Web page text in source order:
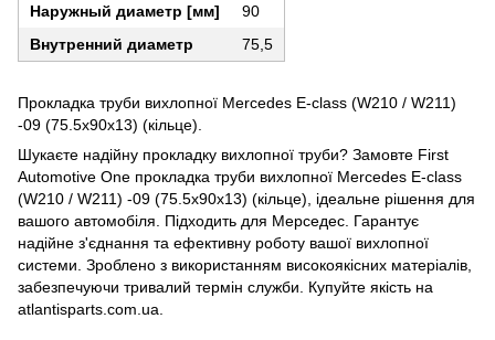
Наружный диаметр [мм]
90
Внутренний диаметр
75,5
Прокладка труби вихлопної Mercedes E-class (W210 / W211)
-09 (75.5x90x13) (кільце).
Шукаєте надійну прокладку вихлопної труби? Замовте First
Automotive One прокладка труби вихлопної Mercedes E-class
(W210 / W211) -09 (75.5x90x13) (кільце), ідеальне рішення для
вашого автомобіля. Підходить для Мерседес. Гарантує
надійне з'єднання та ефективну роботу вашої вихлопної
системи. Зроблено з використанням високоякісних матеріалів,
забезпечуючи тривалий термін служби. Купуйте якість на
atlantisparts.com.ua.